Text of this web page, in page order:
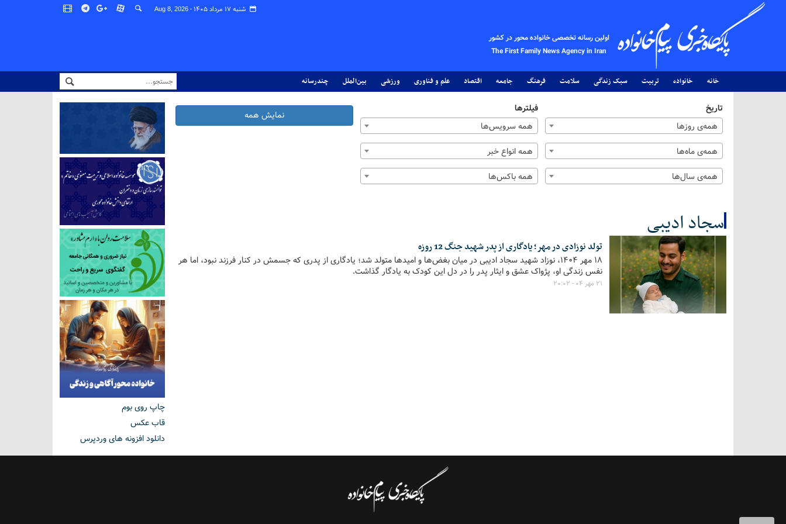
شنبه ۱۷ مرداد ۱۴۰۵ - Aug 8, 2026
اولین رسانه تخصصی خانواده محور در کشور
The First Family News Agency in Iran
خانه خانواده تربیت سبک زندگی سلامت فرهنگ جامعه اقتصاد علم و فناوری ورزشی بین‌الملل چندرسانه
تاریخ
همه‌ی روزها
همه‌ی ماه‌ها
همه‌ی سال‌ها
فیلترها
همه سرویس‌ها
همه انواع خبر
همه باکس‌ها
نمایش همه
سجاد ادیبی
کل اخبار:1 تولد نوزادی در مهر؛ یادگاری از پدر شهید جنگ 12 روزه
18 مهر 1404، نوزاد شهید سجاد ادیبی در میان بغض‌ها و امیدها متولد شد؛ یادگاری از پدری که جسمش در کنار فرزند نبود، اما هر
نفس زندگی او، پژواک عشق و ایثار پدر را در دل این کودک به یادگار گذاشت.
۲۱ مهر ۰۴ - ۲۰:۰۲
چاپ روی بوم
قاب عکس
دانلود افزونه های وردپرس